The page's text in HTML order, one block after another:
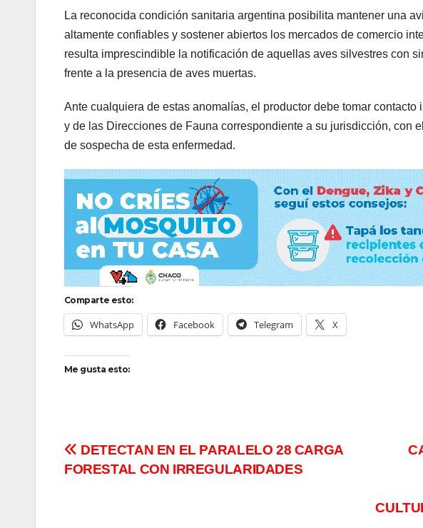
La reconocida condición sanitaria argentina posibilita mantener una
altamente confiables y sostener abiertos los mercados de comercio
resulta imprescindible la notificación de aquellas aves silvestres con
frente a la presencia de aves muertas.
Ante cualquiera de estas anomalías, el productor debe tomar
y de las Direcciones de Fauna correspondiente a su jurisdicción, con
de sospecha de esta enfermedad.
Comparte esto:
WhatsApp Facebook Telegram X
Me gusta esto:
Navegación
DETECTAN EN EL PARALELO 28 CARGA
FORESTAL CON IRREGULARIDADES